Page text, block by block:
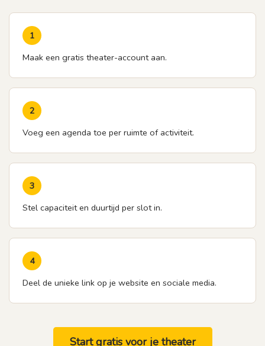
1
Maak een gratis theater-account aan.
2
Voeg een agenda toe per ruimte of activiteit.
3
Stel capaciteit en duurtijd per slot in.
4
Deel de unieke link op je website en sociale media.
Start gratis voor je theater